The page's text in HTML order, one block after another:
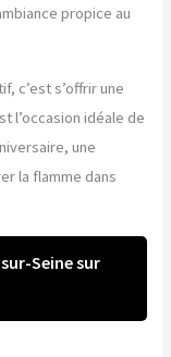
propice au
c’est s’offrir une
l’occasion idéale de
une
la flamme dans
Seine sur